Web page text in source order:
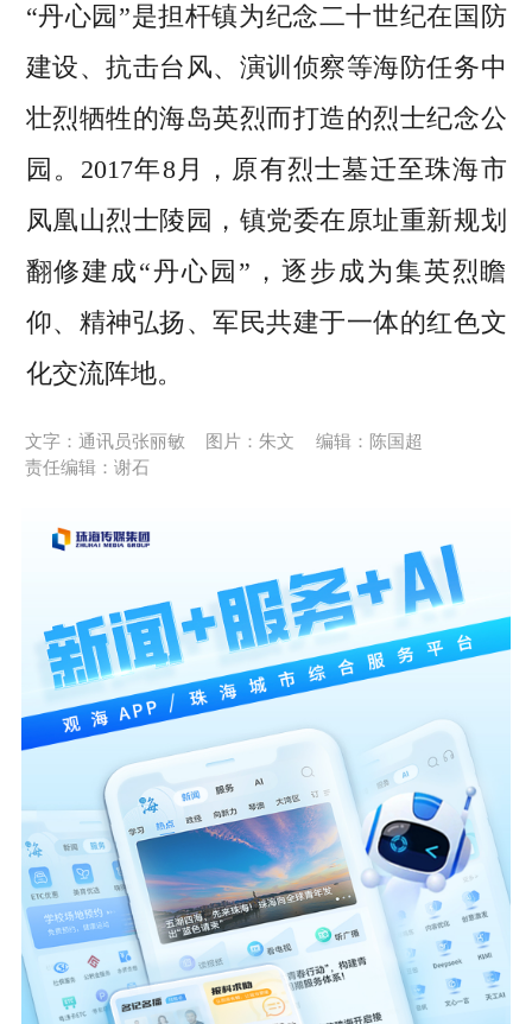
“丹心园”是担杆镇为纪念二十世纪在国防
建设、抗击台风、演训侦察等海防任务中
壮烈牺牲的海岛英烈而打造的烈士纪念公
园。2017年8月，原有烈士墓迁至珠海市
凤凰山烈士陵园，镇党委在原址重新规划
翻修建成“丹心园”，逐步成为集英烈瞻
仰、精神弘扬、军民共建于一体的红色文
化交流阵地。
文字：通讯员张丽敏 图片：朱文
编辑：陈国超
责任编辑：谢石